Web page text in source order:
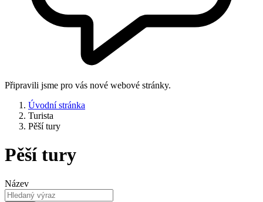
Připravili jsme pro vás nové webové stránky.
Úvodní stránka
Turista
Pěší tury
Pěší tury
Název